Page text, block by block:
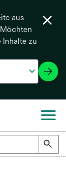
aus
Inhalte zu